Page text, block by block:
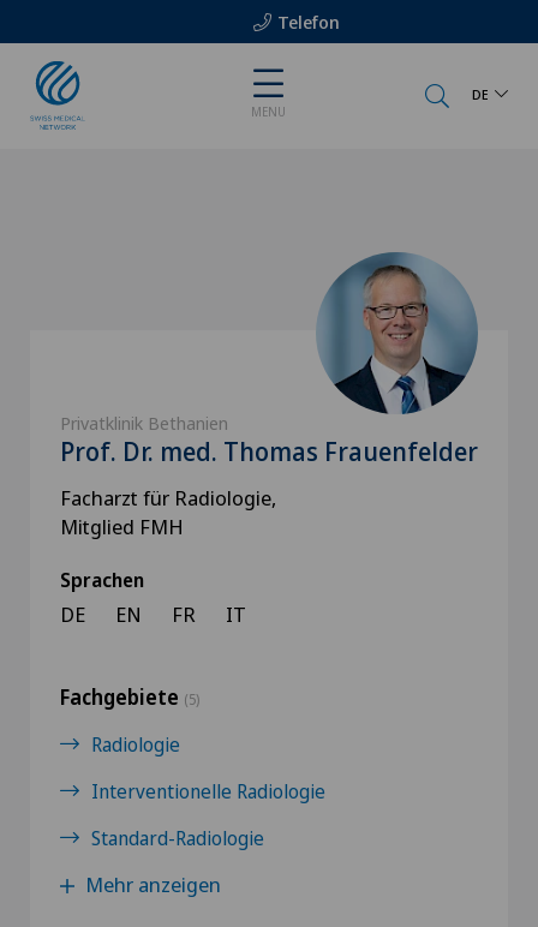
Telefon
MENU
DE
Privatklinik Bethanien
Prof. Dr. med. Thomas Frauenfelder
Facharzt für Radiologie,
Mitglied FMH
Sprachen
DE EN FR IT
Fachgebiete (5)
Radiologie
Interventionelle Radiologie
Standard-Radiologie
Mehr anzeigen